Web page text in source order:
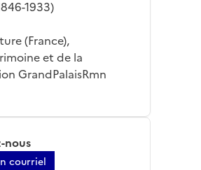
1933)
(France),
et de la
GrandPalaisRmn
nous
courriel